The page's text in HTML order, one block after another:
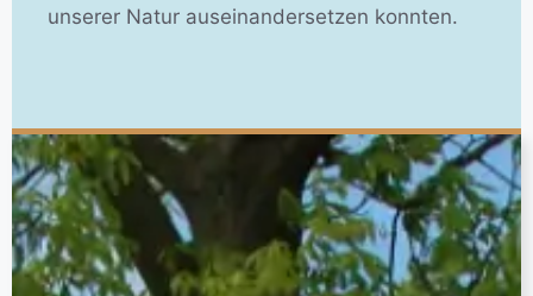
unserer Natur auseinandersetzen konnten.